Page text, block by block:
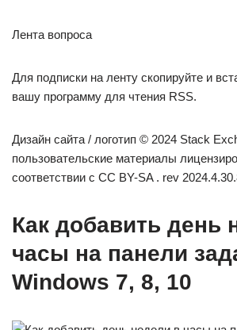
Лента вопроса
Для подписки на ленту скопируйте и
вашу программу для чтения RSS.
Дизайн сайта / логотип © 2024 Stack
пользовательские материалы
соответствии с CC BY-SA . rev
Как добавить день
часы на панели
Windows 7, 8, 10